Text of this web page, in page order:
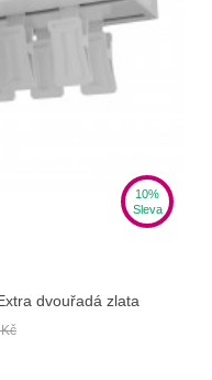
10%
Sleva
dvouřadá zlata